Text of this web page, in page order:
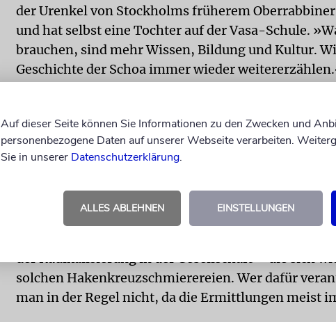
der Urenkel von Stockholms früherem
und hat selbst eine Tochter auf der Vasa-Schule.
brauchen, sind mehr Wissen, Bildung und Kultur.
Geschichte der Schoa immer wieder
wie diese kaum zu erklären, vielmehr mit einer
Radikalisierung der Gesellschaft. Diese Tendenz
sich bei immer mehr Schweden Unmut regt gegen die
Schwedendemokraten. Deren Politik wurzelt zwar
richtet sich aber explizit gegen Muslime und nicht
der Radikalisierung in der Gesellschaft – die sich
solchen Hakenkreuzschmierereien. Wer dafür
man in der Regel nicht, da die Ermittlungen meist
Auf dieser Seite können Sie Informationen zu den Zwecken und
personenbezogene Daten auf unserer Webseite verarbeiten.
Sie in unserer Datenschutzerklärung.
ALLES ABLEHNEN EINSTELLUNGEN